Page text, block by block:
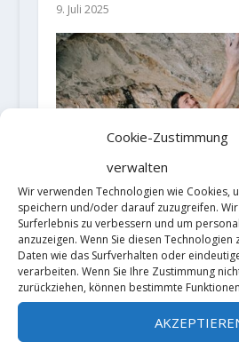
Cookie-Zustimmung
verwalten
Wir verwenden Technologien wie Cookies,
speichern und/oder darauf zuzugreifen.
Surferlebnis zu verbessern und um
anzuzeigen. Wenn Sie diesen
Daten wie das Surfverhalten oder
verarbeiten. Wenn Sie Ihre Zustimmung
zurückziehen, können bestimmte
9. Juli 2025
Jules Marchaland
Erstbegehung „Le
(9b)
25. April 2025